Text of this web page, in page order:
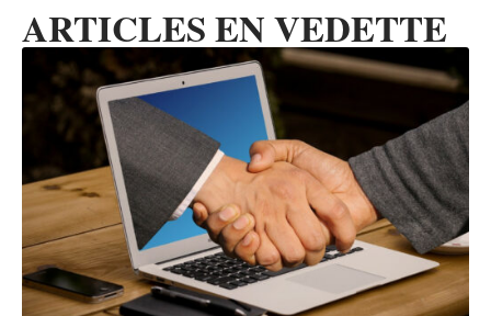
ARTICLES EN VEDETTE